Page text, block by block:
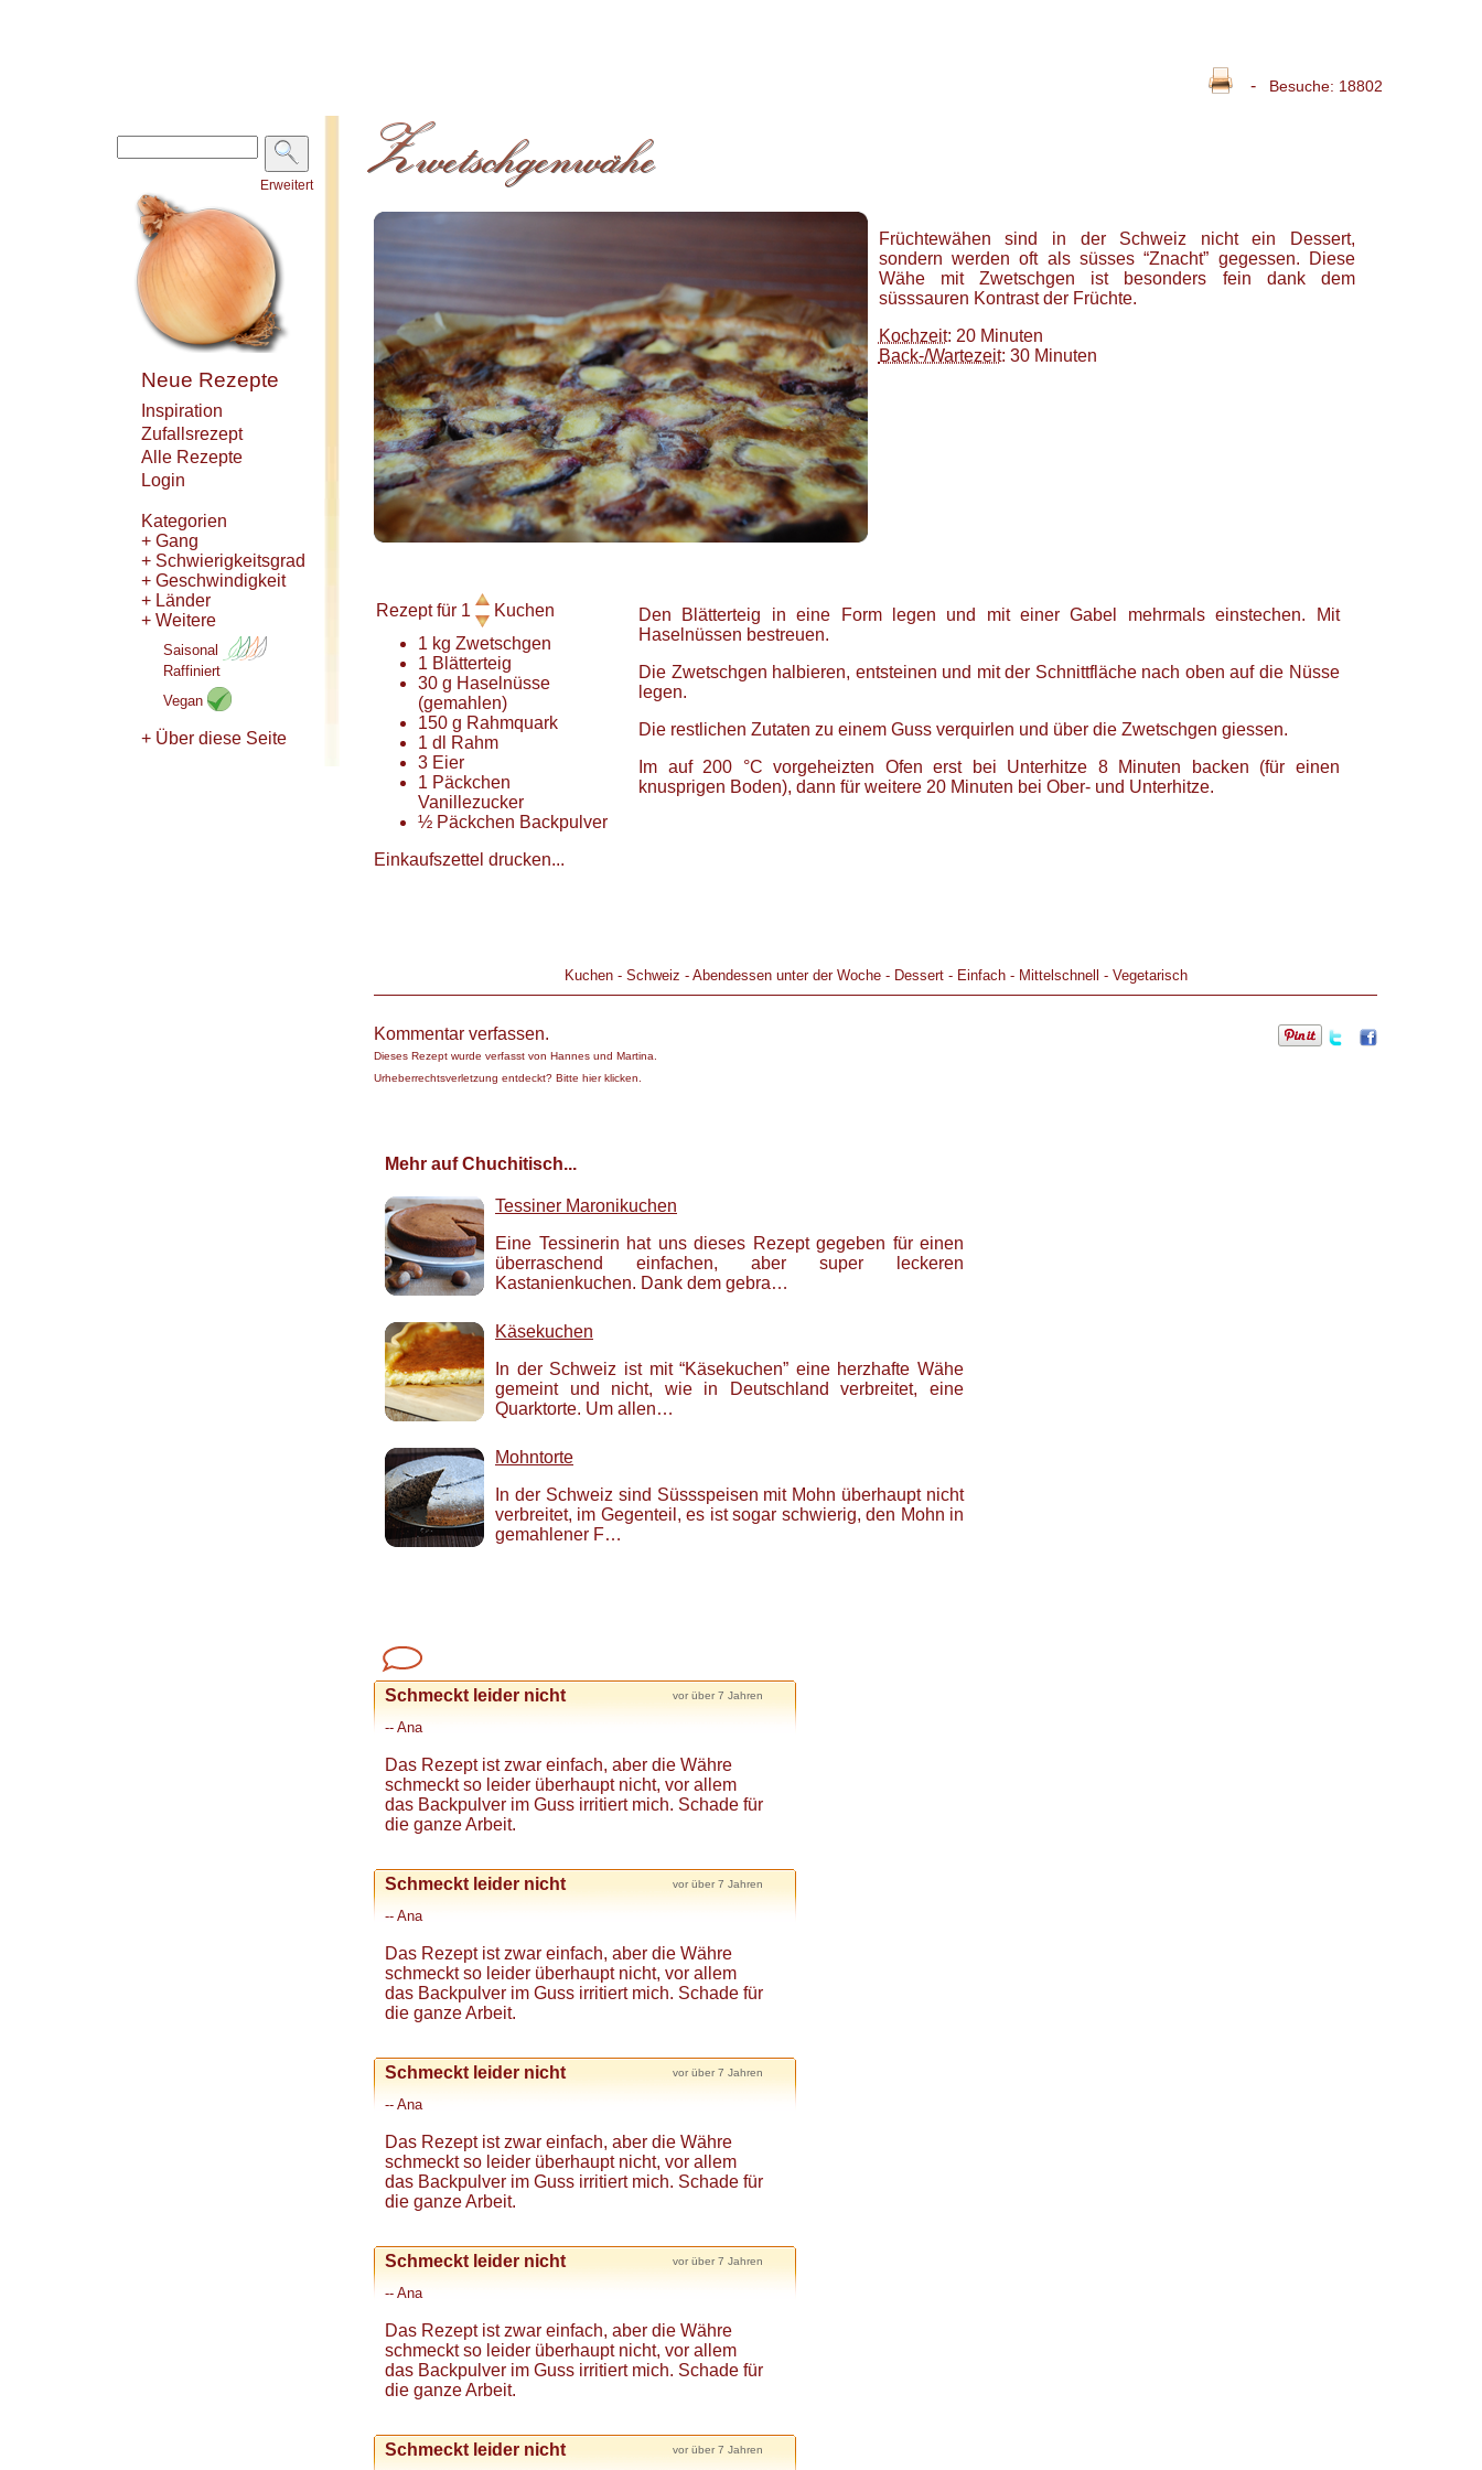
- Besuche: 18802
Erweitert
Neue Rezepte
Inspiration
Zufallsrezept
Alle Rezepte
Login
Kategorien
+ Gang
+ Schwierigkeitsgrad
+ Geschwindigkeit
+ Länder
+ Weitere
Saisonal
Raffiniert
Vegan
+ Über diese Seite
Früchtewähen sind in der Schweiz nicht ein Dessert,
sondern werden oft als süsses “Znacht” gegessen. Diese
Wähe mit Zwetschgen ist besonders fein dank dem
süsssauren Kontrast der Früchte.
Kochzeit: 20 Minuten
Back-/Wartezeit: 30 Minuten
Rezept für 1
Kuchen
1 kg Zwetschgen
1 Blätterteig
30 g Haselnüsse
(gemahlen)
150 g Rahmquark
1 dl
Rahm
3 Eier
1 Päckchen
Vanillezucker
½ Päckchen Backpulver
Einkaufszettel drucken...
Den Blätterteig in eine Form legen und mit einer Gabel mehrmals einstechen. Mit
Haselnüssen bestreuen.
Die Zwetschgen halbieren, entsteinen und mit der Schnittfläche nach oben auf die Nüsse
legen.
Die restlichen Zutaten zu einem Guss verquirlen und über die Zwetschgen giessen.
Im auf 200 °C vorgeheizten Ofen erst bei Unterhitze 8 Minuten backen (für einen
knusprigen Boden), dann für weitere 20 Minuten bei Ober- und Unterhitze.
Kuchen- Schweiz - Abendessen unter der Woche- Dessert- Einfach- Mittelschnell - Vegetarisch
Kommentar verfassen.
Dieses Rezept wurde verfasst von Hannes und Martina
Urheberrechtsverletzung entdeckt? Bitte hier klicken.
Mehr auf Chuchitisch...
Tessiner Maronikuchen
Eine Tessinerin hat uns dieses Rezept gegeben für einen
überraschend einfachen, aber super leckeren
Kastanienkuchen. Dank dem gebra…
Käsekuchen
In der Schweiz ist mit “Käsekuchen” eine herzhafte Wähe
gemeint und nicht, wie in Deutschland verbreitet, eine
Quarktorte. Um allen…
Mohntorte
In der Schweiz sind Süssspeisen mit Mohn überhaupt nicht
verbreitet, im Gegenteil, es ist sogar schwierig, den Mohn in
gemahlener F…
Schmeckt leider nicht vor über 7 Jahren
-- Ana
Das Rezept ist zwar einfach, aber die Währe
schmeckt so leider überhaupt nicht, vor allem
das Backpulver im Guss irritiert mich. Schade für
die ganze Arbeit.
Schmeckt leider nicht vor über 7 Jahren
-- Ana
Das Rezept ist zwar einfach, aber die Währe
schmeckt so leider überhaupt nicht, vor allem
das Backpulver im Guss irritiert mich. Schade für
die ganze Arbeit.
Schmeckt leider nicht vor über 7 Jahren
-- Ana
Das Rezept ist zwar einfach, aber die Währe
schmeckt so leider überhaupt nicht, vor allem
das Backpulver im Guss irritiert mich. Schade für
die ganze Arbeit.
Schmeckt leider nicht vor über 7 Jahren
-- Ana
Das Rezept ist zwar einfach, aber die Währe
schmeckt so leider überhaupt nicht, vor allem
das Backpulver im Guss irritiert mich. Schade für
die ganze Arbeit.
Schmeckt leider nicht vor über 7 Jahren